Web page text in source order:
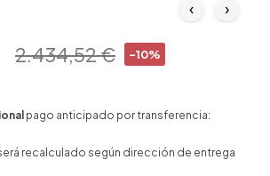
‹ ›
-10%
2.434,52 €
pago anticipado por transferencia:
recalculado según dirección de entrega